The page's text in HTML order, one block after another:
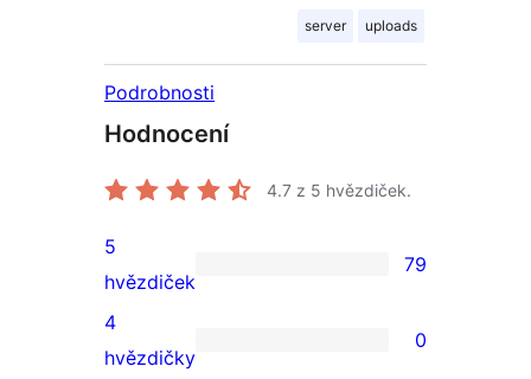
server uploads
Podrobnosti
Hodnocení
4.7 z 5 hvězdiček.
79
5hvězdičkové
hodnocení
5
hvězdiček
79
0
4
hvězdičky
0